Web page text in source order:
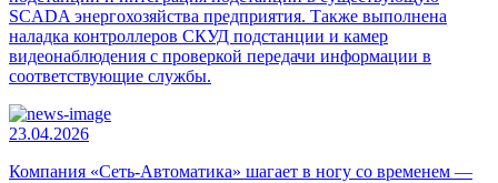
SCADA энергохозяйства предприятия. Также выполнена
наладка контроллеров СКУД подстанции и камер
видеонаблюдения с проверкой передачи информации в
соответствующие службы.
23.04.2026
Компания «Сеть-Автоматика» шагает в ногу со временем —